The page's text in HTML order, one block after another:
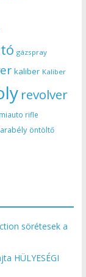
gázspray
kaliber Kaliber
revolver
rifle
öntöltő
sörétesek a
HÜLYESÉGI